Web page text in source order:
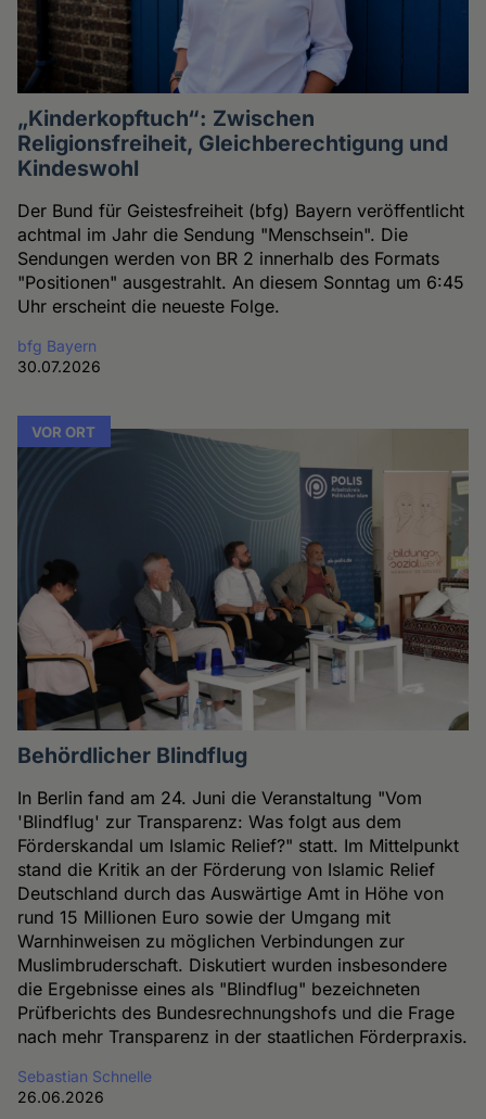
„Kinderkopftuch“: Zwischen
Religionsfreiheit, Gleichberechtigung und
Kindeswohl
Der Bund für Geistesfreiheit (bfg) Bayern veröffentlicht
achtmal im Jahr die Sendung "Menschsein". Die
Sendungen werden von BR 2 innerhalb des Formats
"Positionen" ausgestrahlt. An diesem Sonntag um 6:45
Uhr erscheint die neueste Folge.
bfg Bayern
30.07.2026
VOR ORT
Behördlicher Blindflug
In Berlin fand am 24. Juni die Veranstaltung "Vom
'Blindflug' zur Transparenz: Was folgt aus dem
Förderskandal um Islamic Relief?" statt. Im Mittelpunkt
stand die Kritik an der Förderung von Islamic Relief
Deutschland durch das Auswärtige Amt in Höhe von
rund 15 Millionen Euro sowie der Umgang mit
Warnhinweisen zu möglichen Verbindungen zur
Muslimbruderschaft. Diskutiert wurden insbesondere
die Ergebnisse eines als "Blindflug" bezeichneten
Prüfberichts des Bundesrechnungshofs und die Frage
nach mehr Transparenz in der staatlichen Förderpraxis.
Sebastian Schnelle
26.06.2026